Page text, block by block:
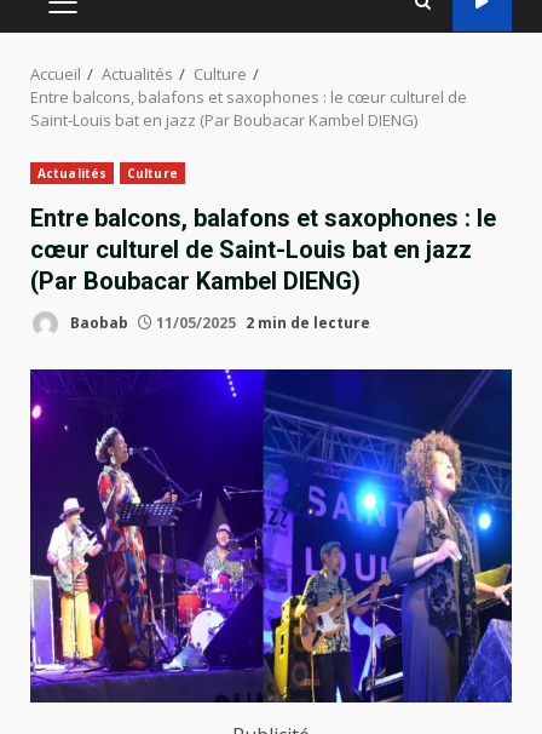
MENU
PRINCIPAL
Accueil Actualités
Culture
Entre balcons, balafons et saxophones : le cœur culturel de
Saint-Louis bat en jazz (Par Boubacar Kambel DIENG)
Actualités Culture
Entre balcons, balafons et saxophones : le
cœur culturel de Saint-Louis bat en jazz
(Par Boubacar Kambel DIENG)
Baobab 11/05/2025 2 min de lecture